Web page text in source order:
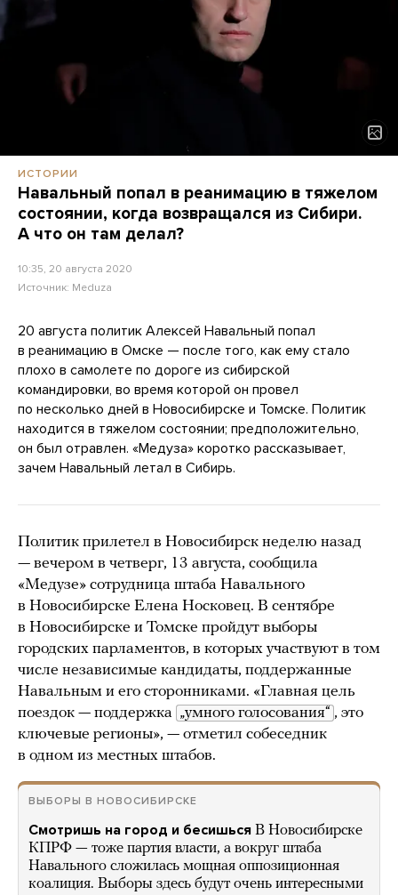
ИСТОРИИ
Навальный попал в реанимацию в тяжелом
состоянии, когда возвращался из Сибири.
А что он там делал?
10:35, 20 августа 2020
Источник: Meduza
20 августа политик Алексей Навальный попал
в реанимацию в Омске — после того, как ему стало
плохо в самолете по дороге из сибирской
командировки, во время которой он провел
по несколько дней в Новосибирске и Томске. Политик
находится в тяжелом состоянии; предположительно,
он был отравлен. «Медуза» коротко рассказывает,
зачем Навальный летал в Сибирь.
Политик прилетел в Новосибирск неделю назад
— вечером в четверг, 13 августа, сообщила
«Медузе» сотрудница штаба Навального
в Новосибирске Елена Носковец. В сентябре
в Новосибирске и Томске пройдут выборы
городских парламентов, в которых участвуют в том
числе независимые кандидаты, поддержанные
Навальным и его сторонниками. «Главная цель
поездок — поддержка „умного голосования“ , это
ключевые регионы», — отметил собеседник
в одном из местных штабов.
ВЫБОРЫ В НОВОСИБИРСКЕ
Смотришь на город и бесишься В Новосибирске
КПРФ — тоже партия власти, а вокруг штаба
Навального сложилась мощная оппозиционная
коалиция. Выборы здесь будут очень интересными